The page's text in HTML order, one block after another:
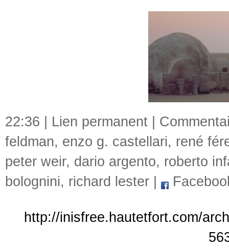
22:36 | Lien permanent
feldman, enzo g. castellari, rené
peter weir, dario argento, roberto
bolognini, richard lester
http://inisfree.hautetfort.com/